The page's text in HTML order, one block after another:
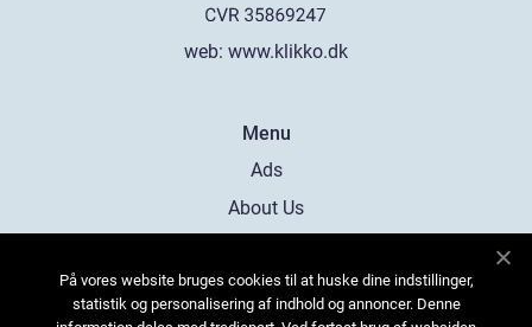
web: www.klikko.dk
Menu
Ads
About Us
Contact
Sitemap
På vores website bruges cookies til at huske dine indstillinger,
statistik og personalisering af indhold og annoncer. Denne